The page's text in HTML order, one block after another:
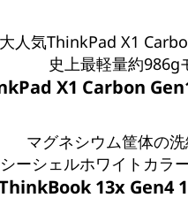
大人気ThinkPad X1
史上最軽量約986g
X1 Carbon
マグネシウム筐体の
シーシェルホワイトカラ
13x Gen4